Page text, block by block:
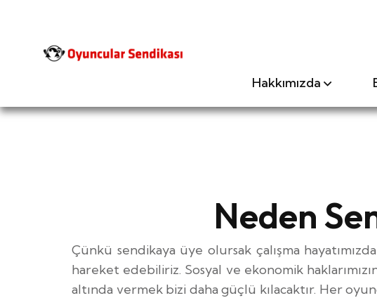
Hakkımızda
Neden
Çünkü sendikaya üye olursak çalışma
hareket edebiliriz. Sosyal ve ekonomik
altında vermek bizi daha güçlü kılacaktır. Her